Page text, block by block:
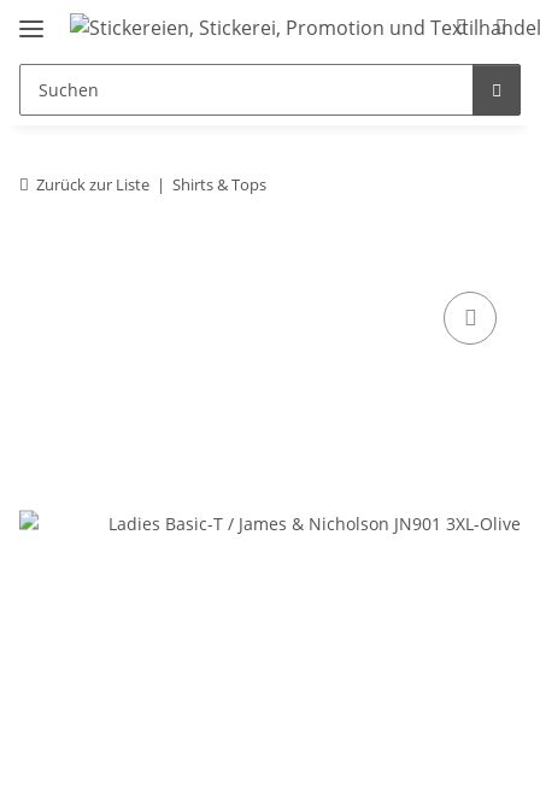
Zurück zur Liste Shirts & Tops